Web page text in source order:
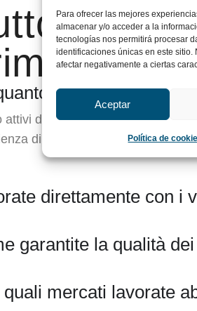
Para ofrecer las mejores
almacenar y/o acceder a la
tecnologías nos permitirá procesar
identificaciones únicas en este sitio.
afectar negativamente a ciertas
Aceptar
Política de
quello
di
tempo operate
attivi dal 1984, offrendo servizi
di oltre quarant’anni ci
direttamente con i
garantite la qualità
quali mercati lavorate